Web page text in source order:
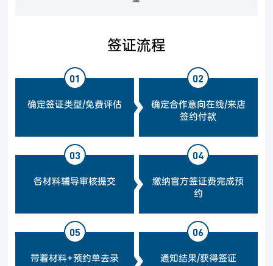
签证流程
01
确定签证类型/免费评估
02
确定合作意向在线/来店
签约付款
03
各材料辅导审核提交
04
缴纳官方签证费完成预
约
05
带着材料+预约单去录
06
通知结果/获得签证